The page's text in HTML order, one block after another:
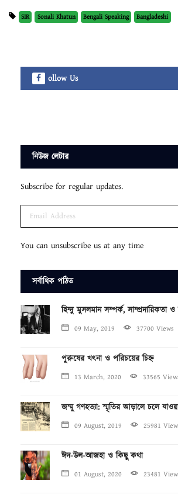
SIR Sonali Khatun Bengali Speaking Bangladeshi
ollow Us
নিউজ লেটার
Subscribe for regular updates.
You can unsubscribe us at any time
সর্বাধিক পঠিত
হিন্দু মুসলমান সম্পর্ক, সাম্প্রদায়িকতা ও
09 May, 2019 37700 Views
পুরুষের খৎনা ও পরিচয়ের চিহ্ন
13 March, 2020 33565
জম্মু গণহত্যা: স্মৃতির আড়ালে চলে
09 August, 2019 25981
ঈদ-উল-আজহা ও কিছু কথা
01 August, 2020 23481